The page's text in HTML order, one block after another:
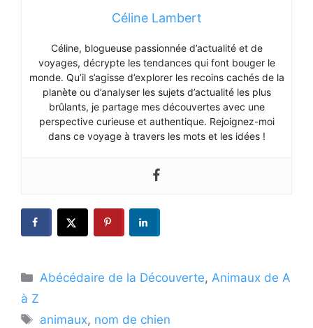
Céline Lambert
Céline, blogueuse passionnée d’actualité et de
voyages, décrypte les tendances qui font bouger le
monde. Qu’il s’agisse d’explorer les recoins cachés de la
planète ou d’analyser les sujets d’actualité les plus
brûlants, je partage mes découvertes avec une
perspective curieuse et authentique. Rejoignez-moi
dans ce voyage à travers les mots et les idées !
Catégories
Abécédaire de la Découverte, Animaux de A
à Z
Étiquettes
animaux, nom de chien